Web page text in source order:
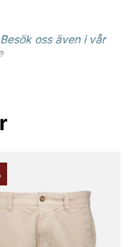
oss även i vår